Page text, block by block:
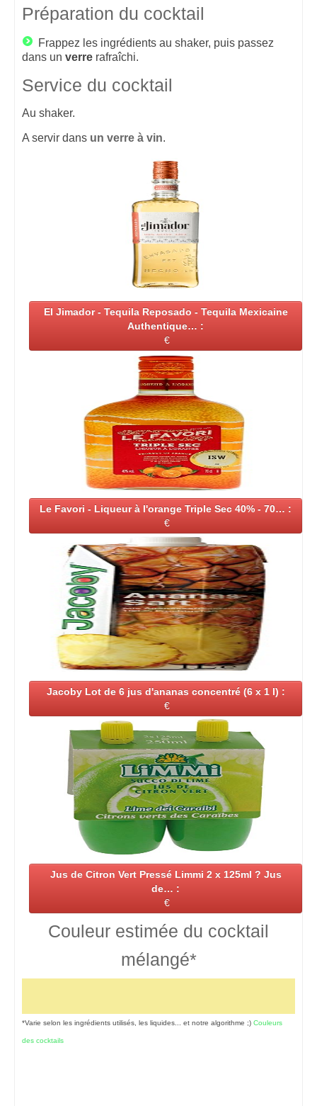
Préparation du cocktail
Frappez les ingrédients au shaker, puis passez
dans un verre rafraîchi.
Service du cocktail
Au shaker.
A servir dans un verre à vin.
El Jimador - Tequila Reposado - Tequila Mexicaine
Authentique… :
€
Le Favori - Liqueur à l'orange Triple Sec 40% - 70… :
€
Jacoby Lot de 6 jus d'ananas concentré (6 x 1 l) :
€
Jus de Citron Vert Pressé Limmi 2 x 125ml ? Jus
de… :
€
Couleur estimée du cocktail
mélangé*
*Varie selon les ingrédients utilisés, les liquides... et notre algorithme ;) Couleurs
des cocktails